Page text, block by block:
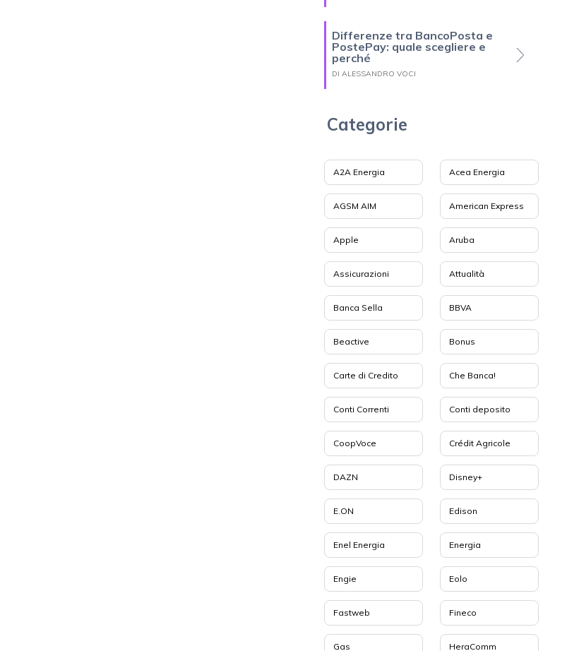
Differenze tra BancoPosta e
PostePay: quale scegliere e
perché
DI ALESSANDRO VOCI
Categorie
A2A Energia Acea Energia
AGSM AIM American Express
Apple Aruba
Assicurazioni Attualità
Banca Sella BBVA
Beactive Bonus
Carte di Credito Che Banca!
Conti Correnti Conti deposito
CoopVoce Crédit Agricole
DAZN Disney+
E.ON Edison
Enel Energia Energia
Engie Eolo
Fastweb Fineco
Gas HeraComm